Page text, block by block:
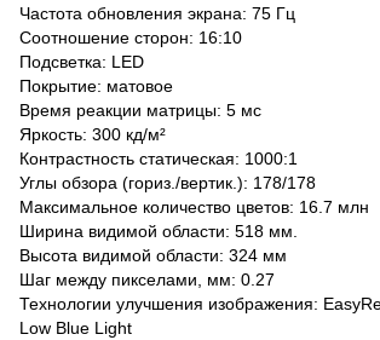
Частота обновления экрана: 75 Гц
Соотношение сторон: 16:10
Подсветка: LED
Покрытие: матовое
Время реакции матрицы: 5 мс
Яркость: 300 кд/м²
Контрастность статическая: 1000:1
Углы обзора (гориз./вертик.): 178/178
Максимальное количество цветов: 16.7 млн
Ширина видимой области: 518 мм.
Высота видимой области: 324 мм
Шаг между пикселами, мм: 0.27
Технологии улучшения изображения:
Low Blue Light